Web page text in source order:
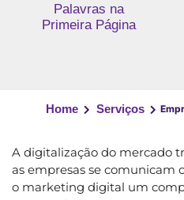
Palavras na
Primeira Página
Home Serviços
A digitalização do mercado
as empresas se comunicam
o marketing digital um